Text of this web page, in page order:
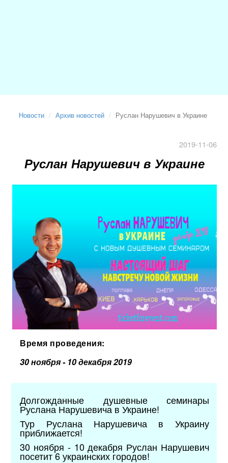
Новости Архив новостей Руслан Нарушевич в Украине
2019-11-06
Руслан Нарушевич в Украине
Время проведения:
30 ноября - 10 декабря 2019
Долгожданные душевные семинары
Руслана Нарушевича в Украине!
Тур Руслана Нарушевича в Украину
приближается!
30 ноября - 10 декабря Руслан Нарушевич
посетит 6 украинских городов!